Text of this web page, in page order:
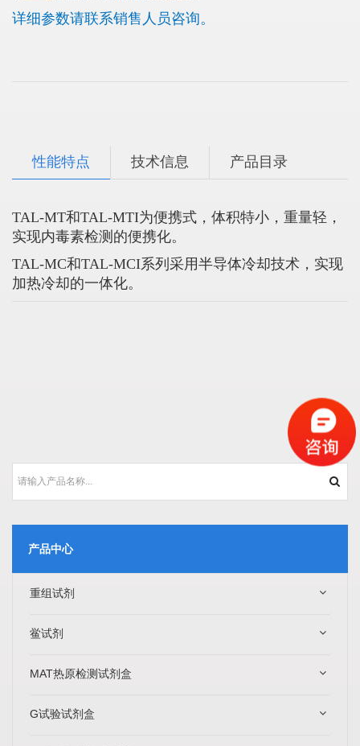
详细参数请联系销售人员咨询。
性能特点 技术信息 产品目录
TAL-MT和TAL-MTI为便携式，体积特小，重量轻，
实现内毒素检测的便携化。
TAL-MC和TAL-MCI系列采用半导体冷却技术，实现
加热冷却的一体化。
产品中心
重组试剂
鲎试剂
MAT热原检测试剂盒
G试验试剂盒